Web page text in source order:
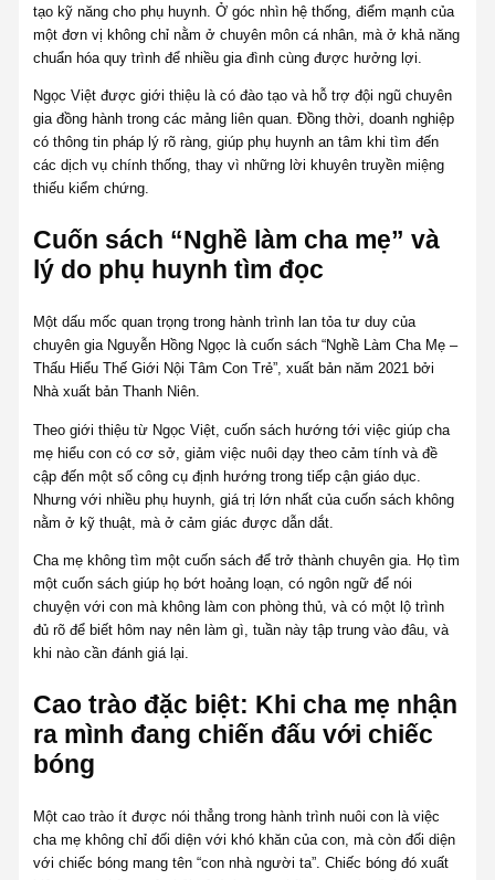
tạo kỹ năng cho phụ huynh. Ở góc nhìn hệ thống, điểm mạnh của
một đơn vị không chỉ nằm ở chuyên môn cá nhân, mà ở khả năng
chuẩn hóa quy trình để nhiều gia đình cùng được hưởng lợi.
Ngọc Việt được giới thiệu là có đào tạo và hỗ trợ đội ngũ chuyên
gia đồng hành trong các mảng liên quan. Đồng thời, doanh nghiệp
có thông tin pháp lý rõ ràng, giúp phụ huynh an tâm khi tìm đến
các dịch vụ chính thống, thay vì những lời khuyên truyền miệng
thiếu kiểm chứng.
Cuốn sách “Nghề làm cha mẹ” và
lý do phụ huynh tìm đọc
Một dấu mốc quan trọng trong hành trình lan tỏa tư duy của
chuyên gia Nguyễn Hồng Ngọc là cuốn sách “Nghề Làm Cha Mẹ –
Thấu Hiểu Thế Giới Nội Tâm Con Trẻ”, xuất bản năm 2021 bởi
Nhà xuất bản Thanh Niên.
Theo giới thiệu từ Ngọc Việt, cuốn sách hướng tới việc giúp cha
mẹ hiểu con có cơ sở, giảm việc nuôi dạy theo cảm tính và đề
cập đến một số công cụ định hướng trong tiếp cận giáo dục.
Nhưng với nhiều phụ huynh, giá trị lớn nhất của cuốn sách không
nằm ở kỹ thuật, mà ở cảm giác được dẫn dắt.
Cha mẹ không tìm một cuốn sách để trở thành chuyên gia. Họ tìm
một cuốn sách giúp họ bớt hoảng loạn, có ngôn ngữ để nói
chuyện với con mà không làm con phòng thủ, và có một lộ trình
đủ rõ để biết hôm nay nên làm gì, tuần này tập trung vào đâu, và
khi nào cần đánh giá lại.
Cao trào đặc biệt: Khi cha mẹ nhận
ra mình đang chiến đấu với chiếc
bóng
Một cao trào ít được nói thẳng trong hành trình nuôi con là việc
cha mẹ không chỉ đối diện với khó khăn của con, mà còn đối diện
với chiếc bóng mang tên “con nhà người ta”. Chiếc bóng đó xuất